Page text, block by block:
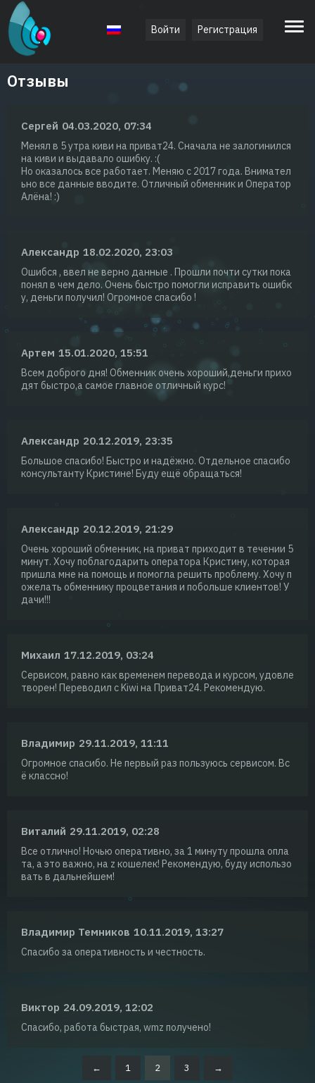
Регистрация
Войти
Отзывы
Сергей 04.03.2020, 07:34
Менял в 5 утра киви на приват24. Сначала не залогинился
на киви и выдавало ошибку. :(
Но оказалось все работает. Меняю с 2017 года. Внимател
ьно все данные вводите. Отличный обменник и Оператор
Алёна! :)
Александр 18.02.2020, 23:03
Ошибся , ввел не верно данные . Прошли почти сутки пока
понял в чем дело. Очень быстро помогли исправить ошибк
у, деньги получил! Огромное спасибо !
Артем 15.01.2020, 15:51
Всем доброго дня! Обменник очень хороший,деньги прихо
дят быстро,а самое главное отличный курс!
Александр 20.12.2019, 23:35
Большое спасибо! Быстро и надёжно. Отдельное спасибо
консультанту Кристине! Буду ещё обращаться!
Александр 20.12.2019, 21:29
Очень хороший обменник, на приват приходит в течении 5
минут. Хочу поблагодарить оператора Кристину, которая
пришла мне на помощь и помогла решить проблему. Хочу п
ожелать обменнику процветания и побольше клиентов! У
дачи!!!
Михаил 17.12.2019, 03:24
Сервисом, равно как временем перевода и курсом, удовле
творен! Переводил с Kiwi на Приват24. Рекомендую.
Владимир 29.11.2019, 11:11
Огромное спасибо. Не первый раз пользуюсь сервисом. Вс
ё классно!
Виталий 29.11.2019, 02:28
Все отлично! Ночью оперативно, за 1 минуту прошла опла
та, а это важно, на z кошелек! Рекомендую, буду использо
вать в дальнейшем!
Владимир Темников 10.11.2019, 13:27
Спасибо за оперативность и честность.
Виктор 24.09.2019, 12:02
Спасибо, работа быстрая, wmz получено!
← 1 2 3 →